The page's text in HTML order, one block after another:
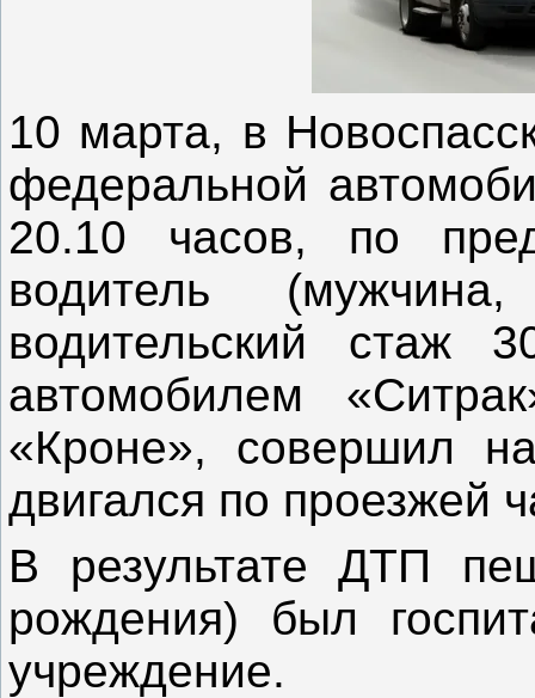
10 марта, в
федеральной
20.10 часов, по
водитель
водительский стаж
автомобилем
«Кроне», совершил
двигался по проезжей
В результате ДТП
рождения) был
учреждение.